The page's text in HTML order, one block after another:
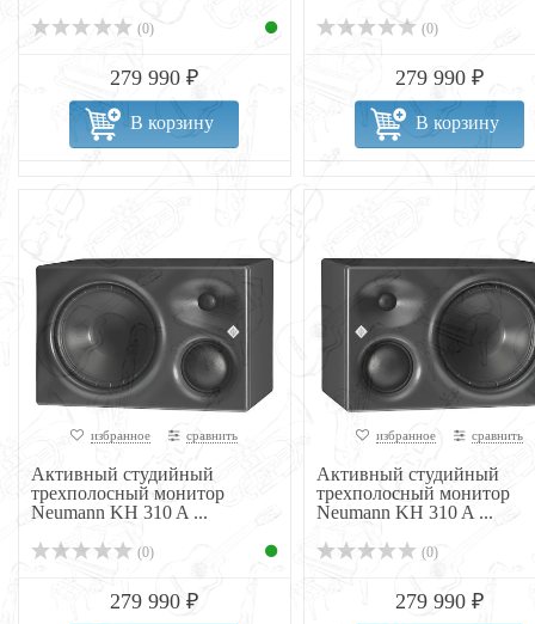
(0)
279 990 ₽
В корзину
(0)
279 990 ₽
В корзину
избранное сравнить
Активный студийный
трехполосный монитор
Neumann KH 310 A ...
(0)
279 990 ₽
избранное сравнить
Активный студийный
трехполосный монитор
Neumann KH 310 A ...
(0)
279 990 ₽